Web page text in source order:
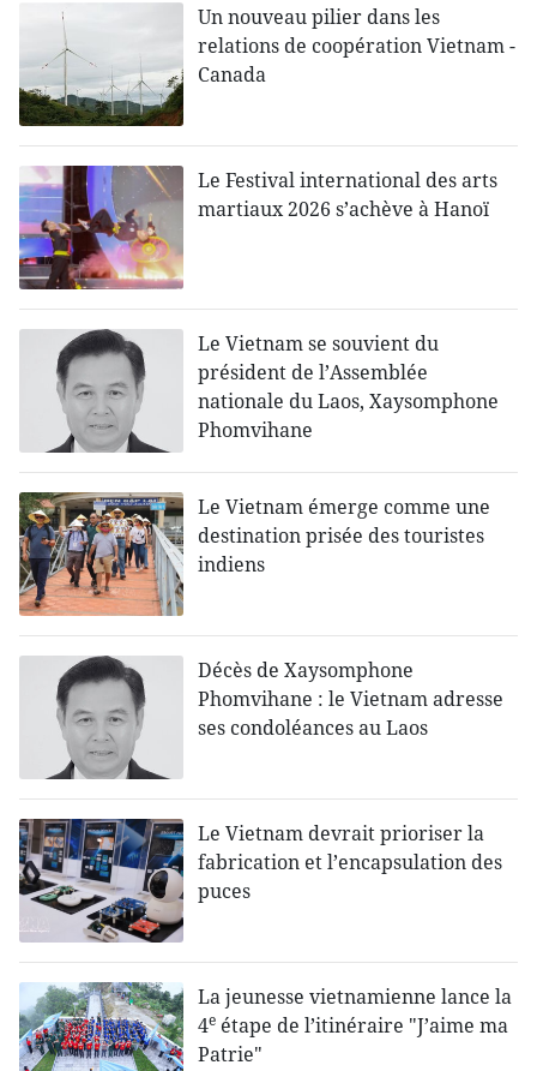
Un nouveau pilier dans les
relations de coopération Vietnam -
Canada
Le Festival international des arts
martiaux 2026 s’achève à Hanoï
Le Vietnam se souvient du
président de l’Assemblée
nationale du Laos, Xaysomphone
Phomvihane
Le Vietnam émerge comme une
destination prisée des touristes
indiens
Décès de Xaysomphone
Phomvihane : le Vietnam adresse
ses condoléances au Laos
Le Vietnam devrait prioriser la
fabrication et l’encapsulation des
puces
La jeunesse vietnamienne lance la
4e étape de l’itinéraire "J’aime ma
Patrie"